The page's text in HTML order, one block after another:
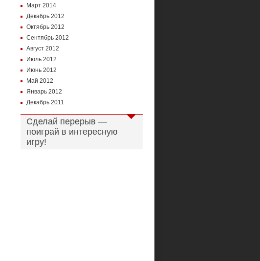
Март 2014
Декабрь 2012
Октябрь 2012
Сентябрь 2012
Август 2012
Июль 2012
Июнь 2012
Май 2012
Январь 2012
Декабрь 2011
Сделай перерыв —
поиграй в интересную
игру!